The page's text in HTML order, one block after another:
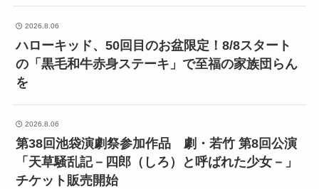
2026.8.06
ハローキッド、50回目のお盆限定！8/8スタート
の「黒毛和牛赤身ステーキ」で至福の家族団らん
を
2026.8.06
第38回池袋演劇祭参加作品 劇・若竹 第8回公演
「天草騒乱記－四郎（しろ）と呼ばれた少女－」
チケット販売開始